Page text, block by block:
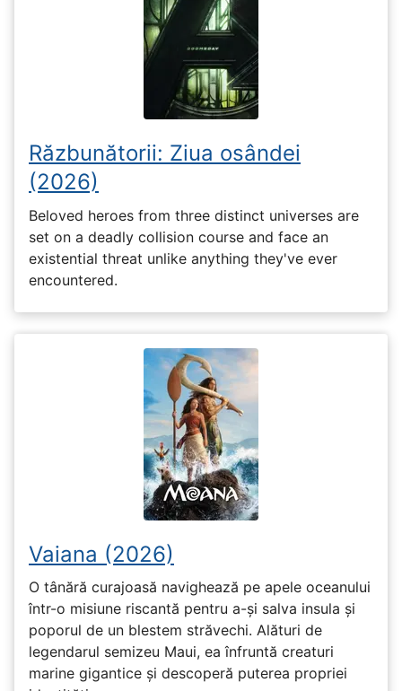
Răzbunătorii: Ziua osândei
(2026)
Beloved heroes from three distinct universes are
set on a deadly collision course and face an
existential threat unlike anything they've ever
encountered.
Vaiana (2026)
O tânără curajoasă navighează pe apele oceanului
într-o misiune riscantă pentru a-și salva insula și
poporul de un blestem străvechi. Alături de
legendarul semizeu Maui, ea înfruntă creaturi
marine gigantice și descoperă puterea propriei